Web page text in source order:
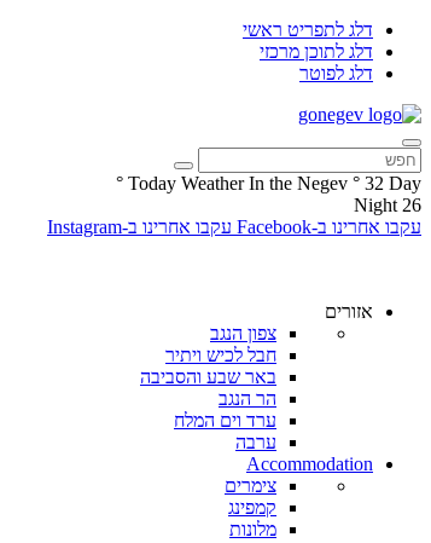
דלג לתפריט ראשי
דלג לתוכן מרכזי
דלג לפוטר
Today Weather In the Negev ° 32 Day
°
26
Night
עקבו אחרינו ב-Facebook
עקבו אחרינו ב-Instagram
אזורים
צפון הנגב
חבל לכיש ויתיר
באר שבע והסביבה
הר הנגב
ערד וים המלח
ערבה
Accommodation
צימרים
קמפינג
מלונות